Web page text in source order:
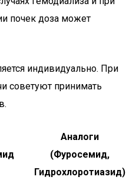
почек доза может
индивидуально. При
советуют принимать
Аналоги
(Фуросемид,
Гидрохлоротиазид)